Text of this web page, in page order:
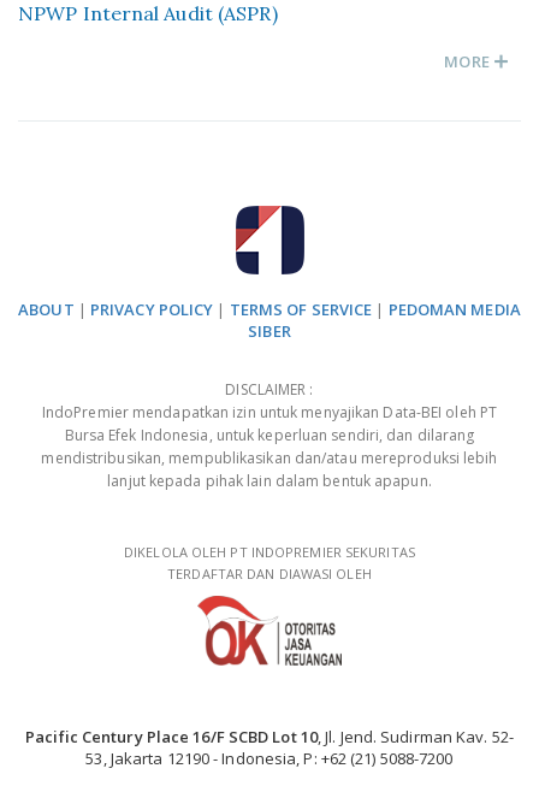
NPWP Internal Audit (ASPR)
MORE
ABOUT | PRIVACY POLICY | TERMS OF SERVICE | PEDOMAN MEDIA
SIBER
DISCLAIMER :
IndoPremier mendapatkan izin untuk menyajikan Data-BEI oleh PT
Bursa Efek Indonesia, untuk keperluan sendiri, dan dilarang
mendistribusikan, mempublikasikan dan/atau mereproduksi lebih
lanjut kepada pihak lain dalam bentuk apapun.
DIKELOLA OLEH PT INDOPREMIER SEKURITAS
TERDAFTAR DAN DIAWASI OLEH
Pacific Century Place 16/F SCBD Lot 10, Jl. Jend. Sudirman Kav. 52-
53, Jakarta 12190 - Indonesia, P: +62 (21) 5088-7200